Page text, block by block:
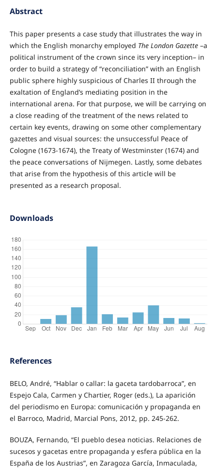
Abstract
This paper presents a case study that illustrates the way in
which the English monarchy employed The London Gazette–a
political instrument of the crown since its very inception– in
order to build a strategy of “reconciliation” with an English
public sphere highly suspicious of Charles II through the
exaltation of England’s mediating position in the
international arena. For that purpose, we will be carrying on
a close reading of the treatment of the news related to
certain key events, drawing on some other complementary
gazettes and visual sources: the unsuccessful Peace of
Cologne (1673-1674), the Treaty of Westminster (1674) and
the peace conversations of Nijmegen. Lastly, some debates
that arise from the hypothesis of this article will be
presented as a research proposal.
Downloads
References
BELO, André, “Hablar o callar: la gaceta tardobarroca”, en
Espejo Cala, Carmen y Chartier, Roger (eds.), La aparición
del periodismo en Europa: comunicación y propaganda en
el Barroco, Madrid, Marcial Pons, 2012, pp. 245-262.
BOUZA, Fernando, “El pueblo desea noticias. Relaciones de
sucesos y gacetas entre propaganda y esfera pública en la
España de los Austrias”, en Zaragoza García, Inmaculada,